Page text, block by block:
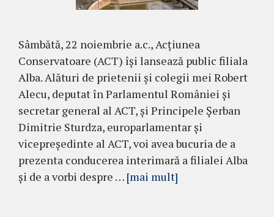
Sâmbătă, 22 noiembrie a.c., Acțiunea
Conservatoare (ACT) își lansează public filiala
Alba. Alături de prietenii și colegii mei Robert
Alecu, deputat în Parlamentul României și
secretar general al ACT, și Principele Șerban
Dimitrie Sturdza, europarlamentar și
vicepreședinte al ACT, voi avea bucuria de a
prezenta conducerea interimară a filialei Alba
și de a vorbi despre … [mai mult]